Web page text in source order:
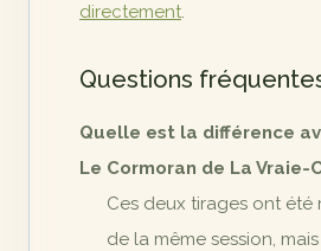
directement.
Questions
Quelle est la différence
Le Cormoran de La Vraie-
Ces deux tirages ont été
de la même session,